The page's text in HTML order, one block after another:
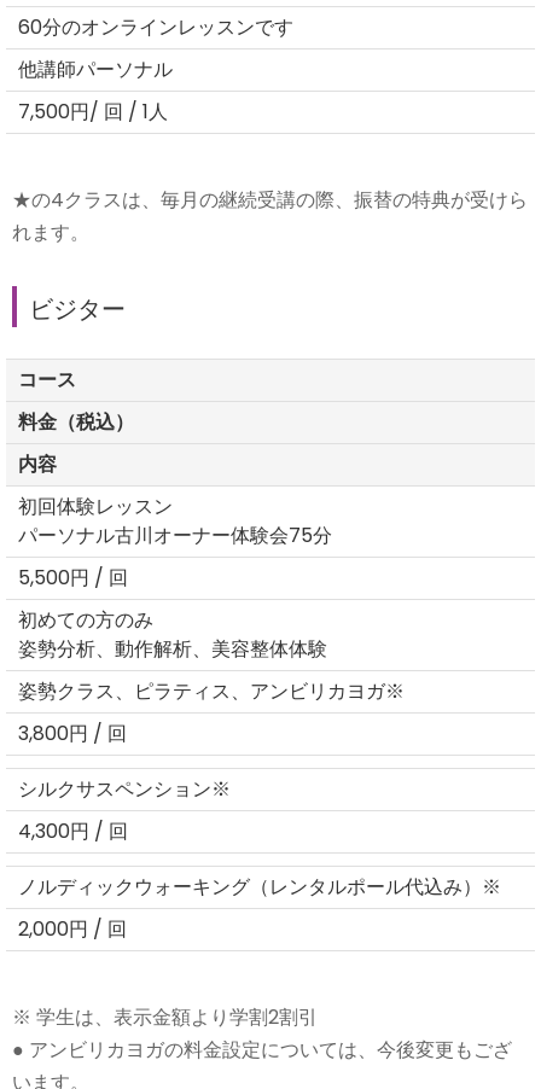
60分のオンラインレッスンです
他講師パーソナル
7,500円/ 回 / 1人
★の4クラスは、毎月の継続受講の際、振替の特典が受けら
れます。
ビジター
コース
料金（税込）
内容
初回体験レッスン
パーソナル古川オーナー体験会75分
5,500円 / 回
初めての方のみ
姿勢分析、動作解析、美容整体体験
姿勢クラス、ピラティス、アンビリカヨガ※
3,800円 / 回
シルクサスペンション※
4,300円 / 回
ノルディックウォーキング（レンタルポール代込み）※
2,000円 / 回
※ 学生は、表示金額より学割2割引
● アンビリカヨガの料金設定については、今後変更もござ
います。